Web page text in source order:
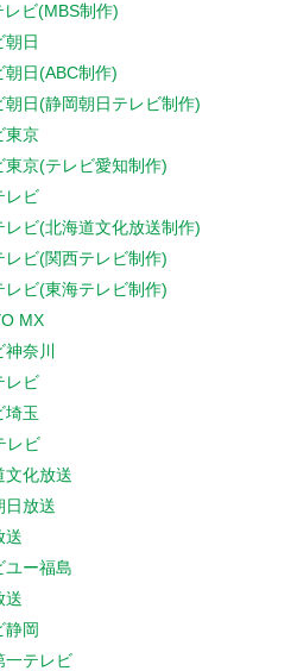
レビ(MBS制作)
朝日
朝日(ABC制作)
朝日(静岡朝日テレビ制作)
東京
東京(テレビ愛知制作)
レビ
レビ(北海道文化放送制作)
レビ(関西テレビ制作)
レビ(東海テレビ制作)
MX
奈川
レビ
埼玉
レビ
文化放送
日放送
送
ユー福島
送
静岡
一テレビ